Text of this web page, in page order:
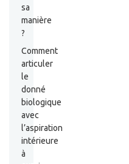
sa
manière
?
Comment
articuler
le
donné
biologique
avec
l’aspiration
intérieure
à